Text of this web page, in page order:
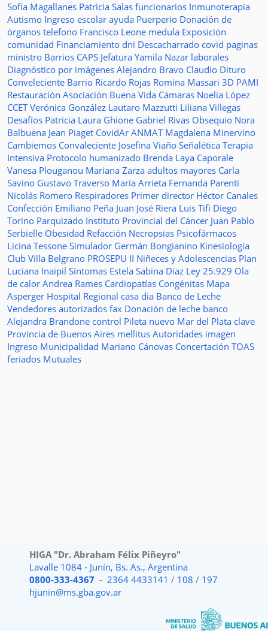
Sofía Magallanes Patricia Salas funcionarios Inmunoterapia
Autismo Ingreso escolar ayuda Puerperio Donación de
órganos telefono Francisco Leone medula Exposición
comunidad Financiamiento dni Descacharrado covid paginas
ministro Barrios CAPS Jefatura Yamila Nazar laborales
Diagnóstico por imágenes Alejandro Bravo Claudio Dituro
Conveleciente Barrio Ricardo Rojas Romina Massari 3D PAMI
Restauración Asociación Buena Vida Cámaras Noelia López
CCETVerónica González Lautaro Mazzutti Liliana Villegas
Desafíos Patricia Laura Ghione Gabriel Rivas Obsequio Nora
Balbuena Jean Piaget CovidAr ANMAT Magdalena Minervino
Cambiemos Convaleciente Josefina Viaño Señalética Terapia
Intensiva Protocolo humanizado Brenda Laya Caporale
Vanesa Plouganou Mariana Zarza adultos mayores Carla
Savino Gustavo Traverso María Arrieta Fernanda Parenti
Nicolás Romero Respiradores Primer director Héctor Canales
Confección Emiliano Peña Juan José Riera Luis Tifi Diego
Torino Parquizado Instituto Provincial del Cáncer Juan Pablo
Serbielle Obesidad Refacción Necropsias Psicofármacos
Licina Tessone Simulador Germán Bongianino Kinesiología
Club Villa Belgrano PROSEPU II Niñeces y Adolescencias Plan
Luciana Inaipil Síntomas Estela Sabina Díaz Ley 25.929 Ola
de calor Andrea Rames Cardiopatías Congénitas Mapa
Asperger Hospital Regional casa dia Banco de Leche
Vendedores autorizados fax Donación de leche banco
Alejandra Brandone control Pileta nuevo Mar del Plata clave
Provincia de Buenos Aires mellitus Autoridades imagen
Ingreso Municipalidad Mariano Cánovas Concertación TOAS
feriados Mutuales
HIGA "Dr. Abraham Félix Piñeyro"
Lavalle 1084 - Junín, Bs. As., Argentina
0800-333-4367 -2364 4433141 / 108 / 197
hjunin@ms.gba.gov.ar